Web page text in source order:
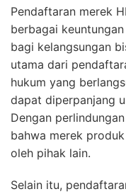
Pendaftaran merek
berbagai
bagi kelangsungan
utama dari
hukum yang
dapat diperpanjang
Dengan
bahwa merek
oleh pihak lain.
Selain itu,